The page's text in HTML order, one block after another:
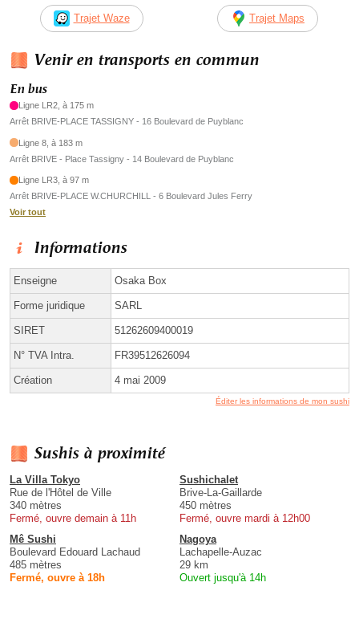
Trajet Waze Trajet Maps
Venir en transports en commun
En bus
Ligne LR2, à 175 m
Arrêt BRIVE-PLACE TASSIGNY - 16 Boulevard de Puyblanc
Ligne 8, à 183 m
Arrêt BRIVE - Place Tassigny - 14 Boulevard de Puyblanc
Ligne LR3, à 97 m
Arrêt BRIVE-PLACE W.CHURCHILL - 6 Boulevard Jules Ferry
Voir tout
Informations
Enseigne Osaka Box
Forme juridique SARL
SIRET 51262609400019
N° TVA Intra. FR39512626094
Création 4 mai 2009
Éditer les informations de mon sushi
Sushis à proximité
La Villa Tokyo
Rue de l'Hôtel de Ville
340 mètres
Fermé, ouvre demain à 11h
Sushichalet
Brive-La-Gaillarde
450 mètres
Fermé, ouvre mardi à 12h00
Mê Sushi
Boulevard Edouard Lachaud
485 mètres
Fermé, ouvre à 18h
Nagoya
Lachapelle-Auzac
29 km
Ouvert jusqu'à 14h